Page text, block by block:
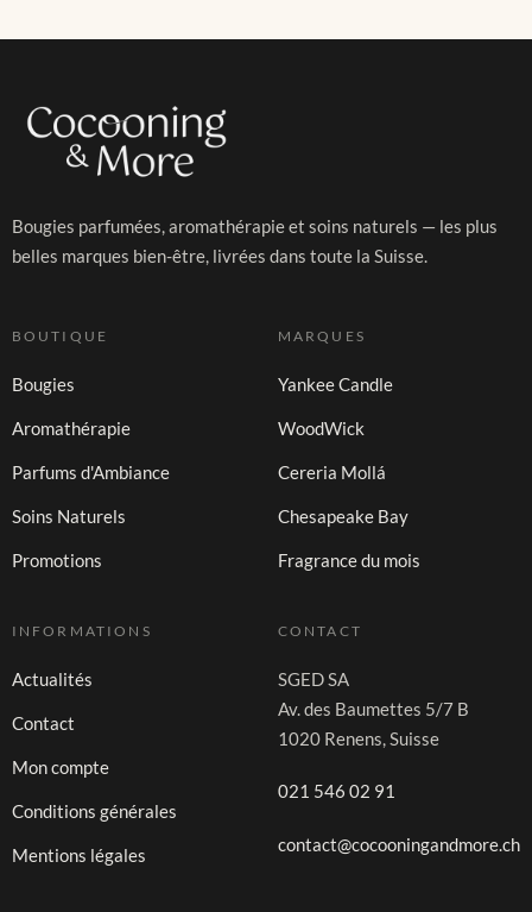
Bougies parfumées, aromathérapie et soins naturels — les plus
belles marques bien-être, livrées dans toute la Suisse.
BOUTIQUE
Bougies
Aromathérapie
Parfums d'Ambiance
Soins Naturels
Promotions
MARQUES
Yankee Candle
WoodWick
Cereria Mollá
Chesapeake Bay
Fragrance du mois
INFORMATIONS
Actualités
Contact
Mon compte
Conditions générales
Mentions légales
CONTACT
SGED SA
Av. des Baumettes 5/7 B
1020 Renens, Suisse
021 546 02 91
contact@cocooningandmore.ch